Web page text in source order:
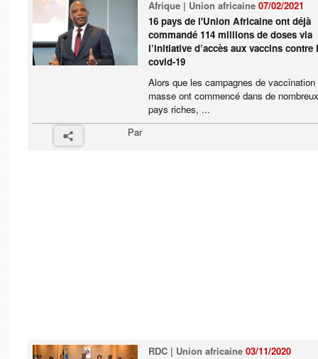
Afrique | Union africaine07/02/2021
16 pays de l'Union Africaine ont déjà
commandé 114 millions de doses via
l’initiative d’accès aux vaccins contre
covid-19
Alors que les campagnes de vaccination
masse ont commencé dans de
pays riches, ...
Par
RDC | Union africaine03/11/2020